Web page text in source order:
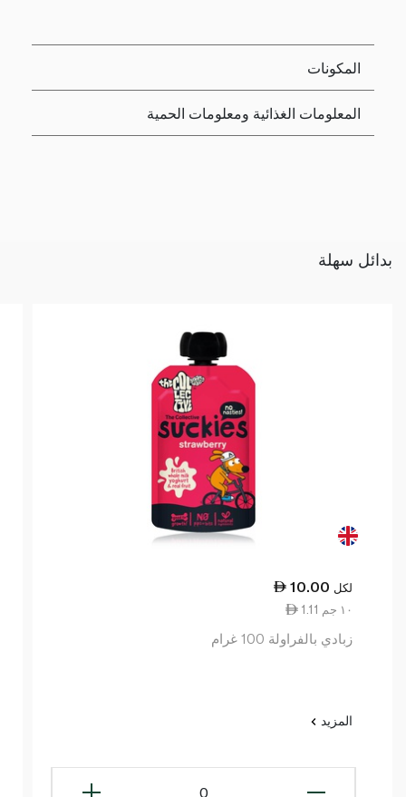
المكونات
المعلومات الغذائية ومعلومات الحمية
بدائل سهلة
10.00 لكل
1.11 ١٠ جم
زبادي بالفراولة 100 غرام
المزيد
0